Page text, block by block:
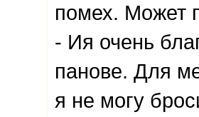
помех. Может
- Ия очень
панове. Для
я не могу